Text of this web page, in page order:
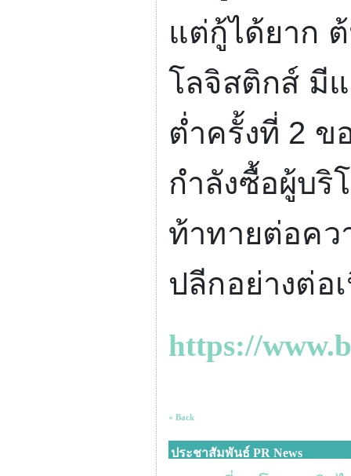
แต่กู้ได้ยาก
โลจิสติกส์ มี
ต่ำครั้งที่ 2 ข
กำลังซื้อผู้บริ
ท้าทายต่อคว
ปลีกอย่างต่อ
https://
« Back
ประชาสัมพันธ์ PR News